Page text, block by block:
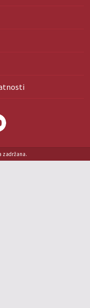
zadržana.